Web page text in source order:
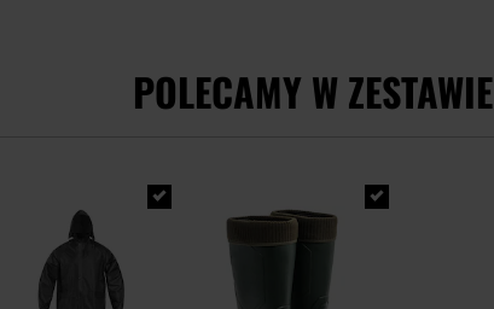
POLECAMY W ZESTAWIE